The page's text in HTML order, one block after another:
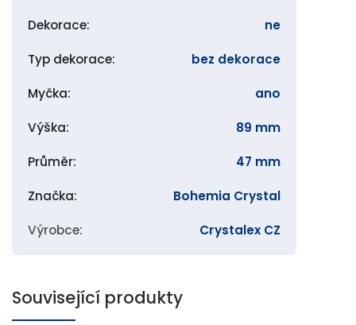
Dekorace: ne
Typ dekorace: bez dekorace
Myčka: ano
Výška: 89 mm
Průměr: 47 mm
Značka: Bohemia Crystal
Výrobce: Crystalex CZ
Související produkty